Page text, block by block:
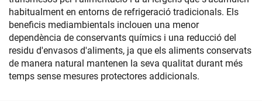
habitualment en entorns de refrigeració tradicionals. Els
beneficis mediambientals inclouen una menor
dependència de conservants químics i una reducció del
residu d'envasos d'aliments, ja que els aliments conservats
de manera natural mantenen la seva qualitat durant més
temps sense mesures protectores addicionals.